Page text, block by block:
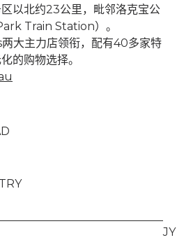
以北约23公里，毗邻洛克宝公
Train Station）。
大主力店领衔，配有40多家特
的购物选择。
JY